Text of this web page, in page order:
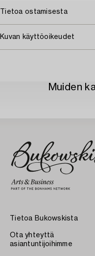
Tietoa ostamisesta
Kuvan käyttöoikeudet
Muiden
Tietoa Bukowskista
Ota yhteyttä
asiantuntijoihimme